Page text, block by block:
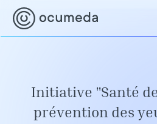
Initiative "Santé
prévention des